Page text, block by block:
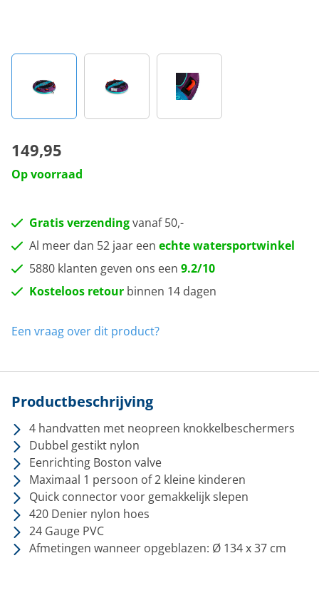
149,95
Op voorraad
Gratis verzendingvanaf 50,-
Al meer dan 52 jaar een echte watersportwinkel
5880 klanten geven ons een 9.2/10
Kosteloos retour binnen 14 dagen
Een vraag over dit product?
Productbeschrijving
4 handvatten met neopreen knokkelbeschermers
Dubbel gestikt nylon
Eenrichting Boston valve
Maximaal 1 persoon of 2 kleine kinderen
Quick connector voor gemakkelijk slepen
420 Denier nylon hoes
24 Gauge PVC
Afmetingen wanneer opgeblazen: Ø 134 x 37 cm